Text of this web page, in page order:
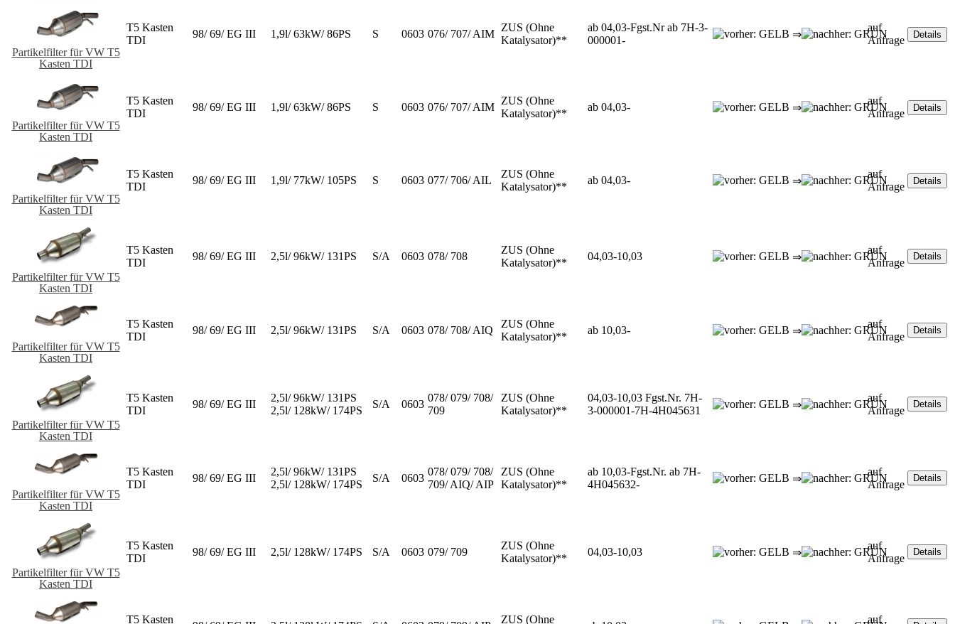
Partikelfilter für VW T5
Kasten TDI
T5 Kasten
TDI
98/ 69/ EG III 1,9l/ 63kW/ 86PS S 0603 076/ 707/ AIM
ZUS (Ohne
Katalysator)**
ab 04,03-Fgst.Nr ab 7H-3-
000001-
⇒
auf
Anfrage
Partikelfilter für VW T5
Kasten TDI
T5 Kasten
TDI
98/ 69/ EG III 1,9l/ 63kW/ 86PS S 0603 076/ 707/ AIM
ZUS (Ohne
Katalysator)**
ab 04,03- ⇒
auf
Anfrage
Partikelfilter für VW T5
Kasten TDI
T5 Kasten
TDI
98/ 69/ EG III 1,9l/ 77kW/ 105PS S 0603 077/ 706/ AIL
ZUS (Ohne
Katalysator)**
ab 04,03- ⇒
auf
Anfrage
Partikelfilter für VW T5
Kasten TDI
T5 Kasten
TDI
98/ 69/ EG III 2,5l/ 96kW/ 131PS S/A 0603 078/ 708
ZUS (Ohne
Katalysator)**
04,03-10,03 ⇒
auf
Anfrage
Partikelfilter für VW T5
Kasten TDI
T5 Kasten
TDI
98/ 69/ EG III 2,5l/ 96kW/ 131PS S/A 0603 078/ 708/ AIQ
ZUS (Ohne
Katalysator)**
ab 10,03- ⇒
auf
Anfrage
Partikelfilter für VW T5
Kasten TDI
T5 Kasten
TDI
98/ 69/ EG III
2,5l/ 96kW/ 131PS
2,5l/ 128kW/ 174PS
S/A 0603
078/ 079/ 708/
709
ZUS (Ohne
Katalysator)**
04,03-10,03 Fgst.Nr. 7H-
3-000001-7H-4H045631
⇒
auf
Anfrage
Partikelfilter für VW T5
Kasten TDI
T5 Kasten
TDI
98/ 69/ EG III
2,5l/ 96kW/ 131PS
2,5l/ 128kW/ 174PS
S/A 0603
078/ 079/ 708/
709/ AIQ/ AIP
ZUS (Ohne
Katalysator)**
ab 10,03-Fgst.Nr. ab 7H-
4H045632-
⇒
auf
Anfrage
Partikelfilter für VW T5
Kasten TDI
T5 Kasten
TDI
98/ 69/ EG III 2,5l/ 128kW/ 174PS S/A 0603 079/ 709
ZUS (Ohne
Katalysator)**
04,03-10,03 ⇒
auf
Anfrage
T5 Kasten ZUS (Ohne auf